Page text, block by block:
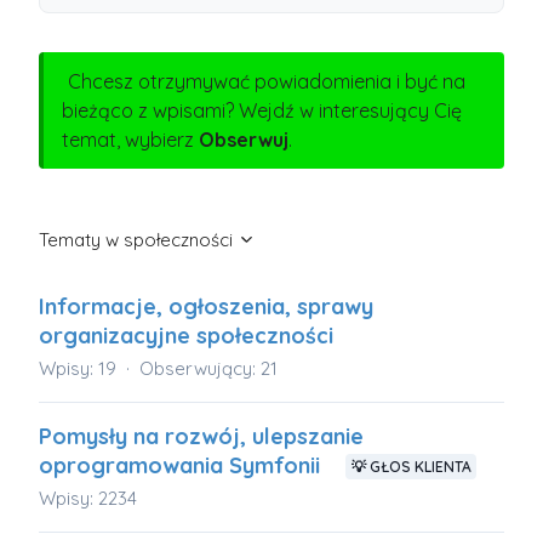
Chcesz otrzymywać powiadomienia i być na
bieżąco z wpisami? Wejdź w interesujący Cię
temat, wybierz Obserwuj.
Tematy w społeczności
Informacje, ogłoszenia, sprawy
organizacyjne społeczności
Wpisy: 19 Obserwujący: 21
Pomysły na rozwój, ulepszanie
oprogramowania Symfonii
💡 GŁOS KLIENTA
Wpisy: 2234